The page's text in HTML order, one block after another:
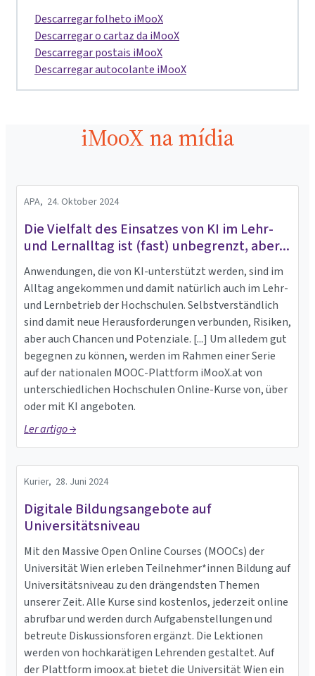
Descarregar folheto iMooX
Descarregar o cartaz da iMooX
Descarregar postais iMooX
Descarregar autocolante iMooX
iMooX na mídia
APA, 24. Oktober 2024
Die Vielfalt des Einsatzes von KI im Lehr-
und Lernalltag ist (fast) unbegrenzt, aber...
Anwendungen, die von KI-unterstützt werden, sind im
Alltag angekommen und damit natürlich auch im Lehr-
und Lernbetrieb der Hochschulen. Selbstverständlich
sind damit neue Herausforderungen verbunden, Risiken,
aber auch Chancen und Potenziale. [...] Um alledem gut
begegnen zu können, werden im Rahmen einer Serie
auf der nationalen MOOC-Plattform iMooX.at von
unterschiedlichen Hochschulen Online-Kurse von, über
oder mit KI angeboten.
Ler artigo →
Kurier, 28. Juni 2024
Digitale Bildungsangebote auf
Universitätsniveau
Mit den Massive Open Online Courses (MOOCs) der
Universität Wien erleben Teilnehmer*innen Bildung auf
Universitätsniveau zu den drängendsten Themen
unserer Zeit. Alle Kurse sind kostenlos, jederzeit online
abrufbar und werden durch Aufgabenstellungen und
betreute Diskussionsforen ergänzt. Die Lektionen
werden von hochkarätigen Lehrenden gestaltet. Auf
der Plattform imoox.at bietet die Universität Wien ein